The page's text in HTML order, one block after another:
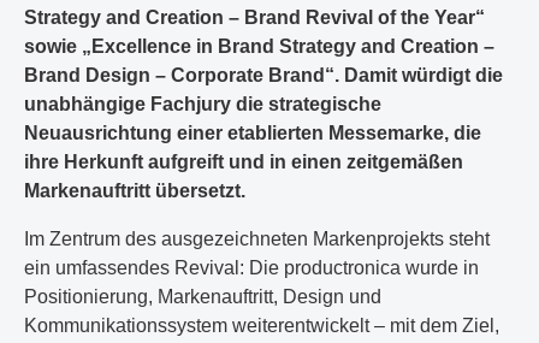
Strategy and Creation – Brand Revival of the Year“
sowie „Excellence in Brand Strategy and Creation –
Brand Design – Corporate Brand“. Damit würdigt die
unabhängige Fachjury die strategische
Neuausrichtung einer etablierten Messemarke, die
ihre Herkunft aufgreift und in einen zeitgemäßen
Markenauftritt übersetzt.
Im Zentrum des ausgezeichneten Markenprojekts steht
ein umfassendes Revival: Die productronica wurde in
Positionierung, Markenauftritt, Design und
Kommunikationssystem weiterentwickelt – mit dem Ziel,